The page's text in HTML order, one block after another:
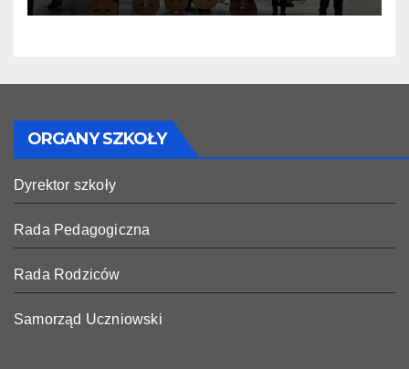
ORGANY SZKOŁY
Dyrektor szkoły
Rada Pedagogiczna
Rada Rodziców
Samorząd Uczniowski